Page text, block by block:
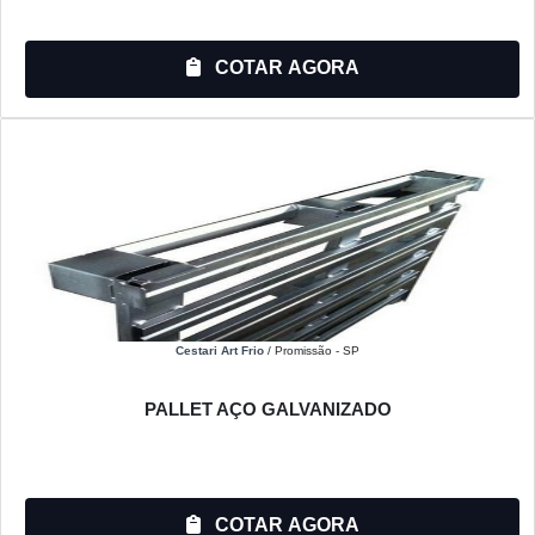
COTAR AGORA
Cestari Art Frio / Promissão - SP
PALLET AÇO GALVANIZADO
COTAR AGORA